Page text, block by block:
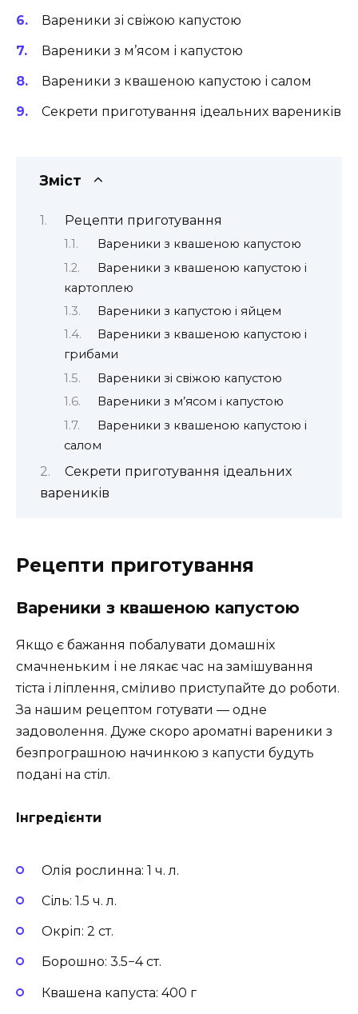
Вареники зі свіжою капустою
Вареники з м’ясом і капустою
Вареники з квашеною капустою і салом
Секрети приготування ідеальних вареників
Зміст
Рецепти приготування
Вареники з квашеною капустою
Вареники з квашеною капустою і
картоплею
Вареники з капустою і яйцем
Вареники з квашеною капустою і
грибами
Вареники зі свіжою капустою
Вареники з м’ясом і капустою
Вареники з квашеною капустою і
салом
Секрети приготування ідеальних
вареників
Рецепти приготування
Вареники з квашеною капустою
Якщо є бажання побалувати домашніх
смачненьким і не лякає час на замішування
тіста і ліплення, сміливо приступайте до роботи.
За нашим рецептом готувати — одне
задоволення. Дуже скоро ароматні вареники з
безпрограшною начинкою з капусти будуть
подані на стіл.
Інгредієнти
Олія рослинна: 1 ч. л.
Сіль: 1.5 ч. л.
Окріп: 2 ст.
Борошно: 3.5−4 ст.
Квашена капуста: 400 г